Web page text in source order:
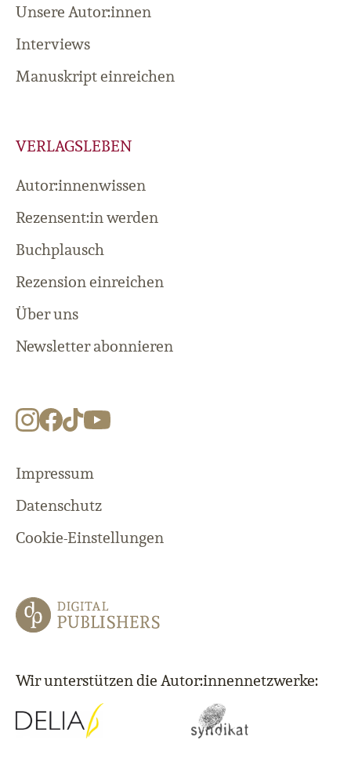
Unsere Autor:innen
Interviews
Manuskript einreichen
VERLAGSLEBEN
Autor:innenwissen
Rezensent:in werden
Buchplausch
Rezension einreichen
Über uns
Newsletter abonnieren
Impressum
Datenschutz
Cookie-Einstellungen
Wir unterstützen die Autor:innennetzwerke: